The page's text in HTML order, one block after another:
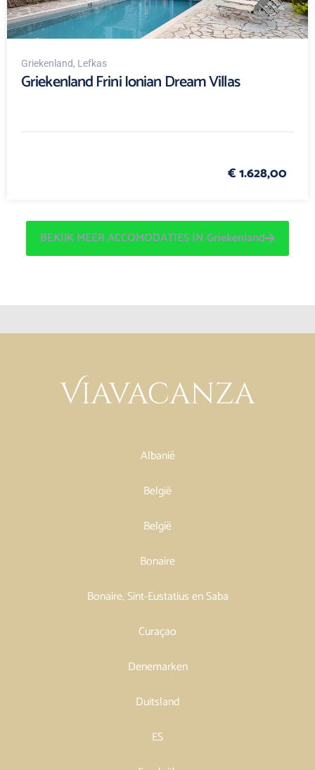
Griekenland, Lefkas
Griekenland Frini Ionian Dream Villas
€ 1.628,00
BEKIJK MEER ACCOMODATIES IN Griekenland
Albanië
België
België
Bonaire
Bonaire, Sint-Eustatius en Saba
Curaçao
Denemarken
Duitsland
ES